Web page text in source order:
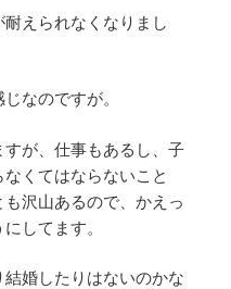
えられなくなりまし
なのですが。
が、仕事もあるし、子
くてはならないこと
沢山あるので、かえっ
してます。
婚したりはないのかな